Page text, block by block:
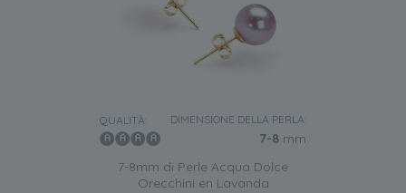
QUALITÀ: DIMENSIONE DELLA PERLA:
7-8 mm
7-8mm di Perle Acqua Dolce
Orecchini en Lavanda